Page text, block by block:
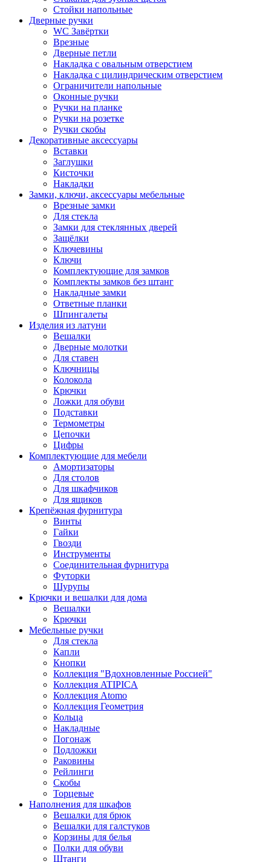
Стойки напольные
Дверные ручки
WC Завёртки
Врезные
Дверные петли
Накладка с овальным отверстием
Накладка с цилиндрическим отверстием
Ограничители напольные
Оконные ручки
Ручки на планке
Ручки на розетке
Ручки скобы
Декоративные аксессуары
Вставки
Заглушки
Кисточки
Накладки
Замки, ключи, аксессуары мебельные
Врезные замки
Для стекла
Замки для стеклянных дверей
Защёлки
Ключевины
Ключи
Комплектующие для замков
Комплекты замков без штанг
Накладные замки
Ответные планки
Шпингалеты
Изделия из латуни
Вешалки
Дверные молотки
Для ставен
Ключницы
Колокола
Крючки
Ложки для обуви
Подставки
Термометры
Цепочки
Цифры
Комплектующие для мебели
Амортизаторы
Для столов
Для шкафчиков
Для ящиков
Крепёжная фурнитура
Винты
Гайки
Гвозди
Инструменты
Соединительная фурнитура
Футорки
Шурупы
Крючки и вешалки для дома
Вешалки
Крючки
Мебельные ручки
Для стекла
Капли
Кнопки
Коллекция "Вдохновленные Россией"
Коллекция ATIPICA
Коллекция Atomo
Коллекция Геометрия
Кольца
Накладные
Погонаж
Подложки
Раковины
Рейлинги
Скобы
Торцевые
Наполнения для шкафов
Вешалки для брюк
Вешалки для галстуков
Корзины для белья
Полки для обуви
Штанги